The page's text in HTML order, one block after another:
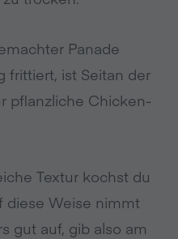
Panade
frittiert, ist Seitan der
pflanzliche Chicken-
Textur kochst du
diese Weise nimmt
gut auf, gib also am